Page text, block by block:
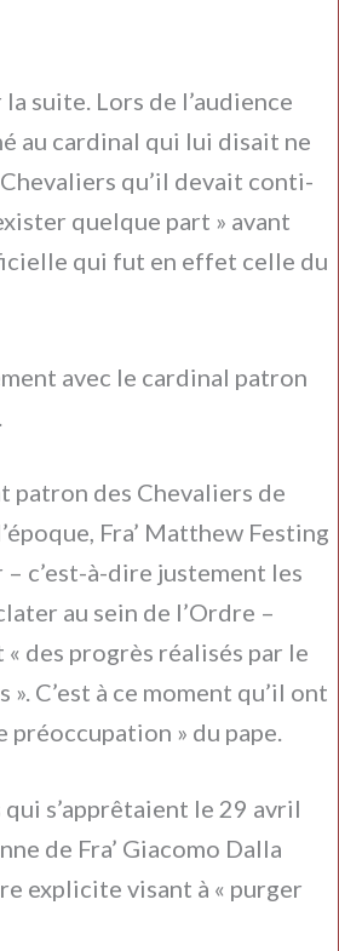
sui­te. Lors de l’audience
au car­di­nal qui lui disait ne
qu’il devait con­ti­
quel­que part » avant
qui fut en effet cel­le du
avec le car­di­nal patron
patron des Chevaliers de
Fra’ Matthew Festing
c’est-à-dire juste­ment les
au sein de l’Ordre –
des pro­grès réa­li­sés par le
C’est à ce moment qu’il ont
» du pape.
s’apprêtaient le 29 avril
de Fra’ Giacomo Dalla
expli­ci­te visant à « pur­ger